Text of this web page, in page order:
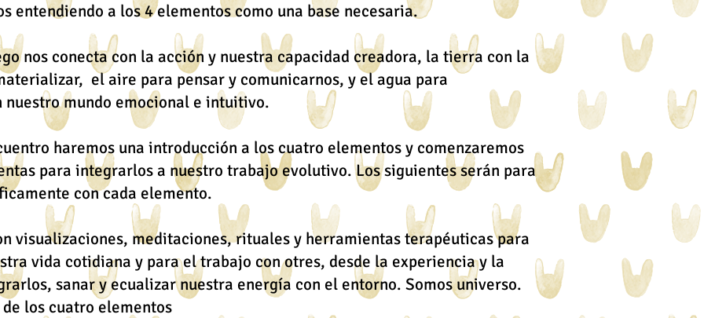
entendiendo a los 4 elementos como una base necesaria.
nos conecta con la acción y nuestra capacidad creadora, la tierra con la
el aire para pensar y comunicarnos, y el agua para
nuestro mundo emocional e intuitivo.
haremos una introducción a los cuatro elementos y comenzaremos
para integrarlos a nuestro trabajo evolutivo. Los siguientes serán para
con cada elemento.
visualizaciones, meditaciones, rituales y herramientas terapéuticas para
vida cotidiana y para el trabajo con otres, desde la experiencia y la
sanar y ecualizar nuestra energía con el entorno. Somos universo.
los cuatro elementos